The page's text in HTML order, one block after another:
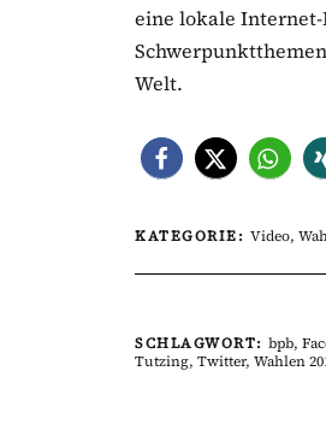
eine lokale
Welt.
KATEGORIE: Video,
SCHLAGWORT: bpb,
Tutzing, Twitter, Wahlen